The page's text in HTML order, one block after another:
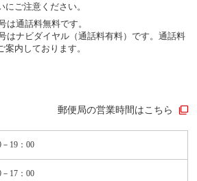
ご注意ください。
通話料無料です。
はナビダイヤル（通話料有料）です。通話料
内しております。
郵便局の営業時間はこちら
19：00
17：00